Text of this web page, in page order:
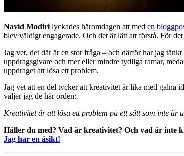
Navid Modirilyckades häromdagen att med en
blev väldigt engagerade. Och det är lätt att förstå. För
Jag vet, det där är en stor fråga – och därför har jag
uppdragsgivare och mer eller mindre tydliga ramar,
uppdraget att lösa ett problem.
Jag vet att en del tycker att kreativitet är lika med galna
väljer jag de här orden:
Kreativitet är att lösa ett problem på ett sätt som inte är
Håller du med? Vad är kreativitet? Och vad är inte
Jag har en åsikt!